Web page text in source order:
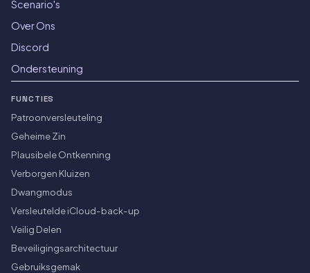
Scenario's
Over Ons
Discord
Ondersteuning
FUNCTIES
Patroonversleuteling
Geheime Zin
Plausibele Ontkenning
Verborgen Kluizen
Dwangmodus
Versleutelde iCloud-back-up
Veilig Delen
Beveiligingsarchitectuur
Gebruiksgemak